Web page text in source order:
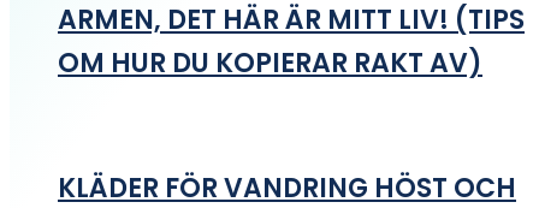
ARMEN, DET HÄR ÄR MITT LIV! (TIPS
OM HUR DU KOPIERAR RAKT AV)
KLÄDER FÖR VANDRING HÖST OCH